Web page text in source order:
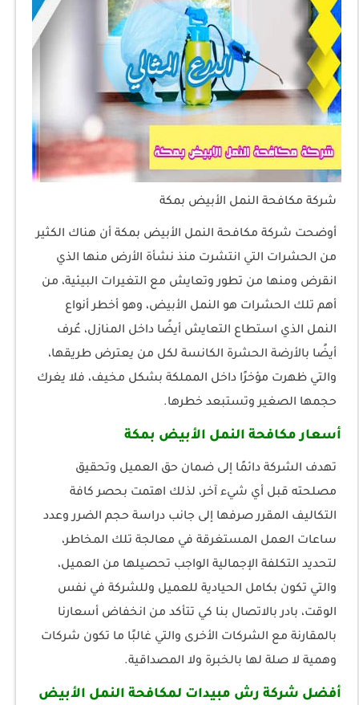
شركة مكافحة النمل الأبيض بمكة
أوضحت شركة مكافحة النمل الأبيض بمكة أن هناك الكثير
من الحشرات التي انتشرت منذ نشأة الأرض منها الذي
انقرض ومنها من تطور وتعايش مع التغيرات البيئية، من
أهم تلك الحشرات هو النمل الأبيض، وهو أخطر أنواع
النمل الذي استطاع التعايش أيضًا داخل المنازل، عُرف
أيضًا بالأرضة الحشرة الكانسة لكل من يعترض طريقها،
والتي ظهرت مؤخرًا داخل المملكة بشكل مخيف، فلا يغرك
حجمها الصغير وتستبعد خطرها.
أسعار مكافحة النمل الأبيض بمكة
تهدف الشركة دائمًا إلى ضمان حق العميل وتحقيق
مصلحته قبل أي شيء آخر، لذلك اهتمت بحصر كافة
التكاليف المقرر صرفها إلى جانب دراسة حجم الضرر وعدد
ساعات العمل المستغرقة في معالجة تلك المخاطر،
لتحديد التكلفة الإجمالية الواجب تحصيلها من العميل،
والتي تكون بكامل الحيادية للعميل وللشركة في نفس
الوقت، بادر بالاتصال بنا كي تتأكد من انخفاض أسعارنا
بالمقارنة مع الشركات الأخرى والتي غالبًا ما تكون شركات
وهمية لا صلة لها بالخبرة ولا المصداقية.
أفضل شركة رش مبيدات لمكافحة النمل الأبيض